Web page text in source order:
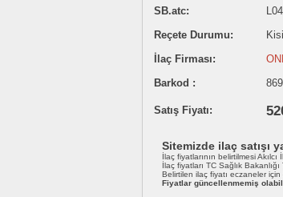
SB.atc:
Reçete Durumu:
İlaç Firması:
Barkod :
Satış Fiyatı:
Sitemizde ilaç satışı
İlaç fiyatlarının belirtilmesi Akılcı
İlaç fiyatları TC Sağlık
Belirtilen ilaç fiyatı eczaneler
Fiyatlar güncellenmemiş